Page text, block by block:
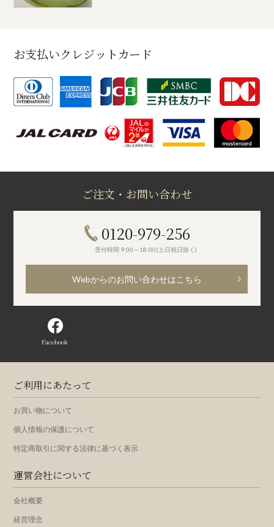
お支払いクレジットカード
ご注文・お問い合わせ
0120-979-256
受付時間 9:00～18:00(土日祝日除く)
Webからのお問い合わせはこちら
Facebook
ご利用にあたって
お買い物について
個人情報の保護について
特定商取引に関する法律に基づく表示
運営会社について
会社概要
経営理念